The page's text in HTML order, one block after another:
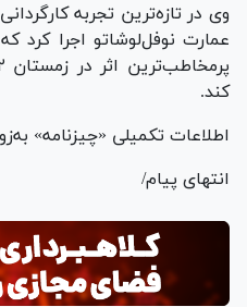
وی در تازه‌ترین تجربه
عمارت نوفل‌لوشاتو اجرا کرد
کند.
اطلاعات تکمیلی «چیزنامه»
انتهای پیام/